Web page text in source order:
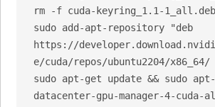
rm -f cuda-keyring_1.1-1_all.deb
sudo add-apt-repository "deb
https://
e/cuda/repos/ubuntu2204/
sudo apt-get update && sudo
datacenter-gpu-manager-4-cuda-